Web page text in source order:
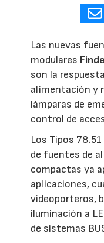
Las nuevas
modulares
son la
alimentación y
lámparas de
control de
Los Tipos
de fuentes de
compactas ya
aplicaciones,
videoporteros,
iluminación a
de sistemas